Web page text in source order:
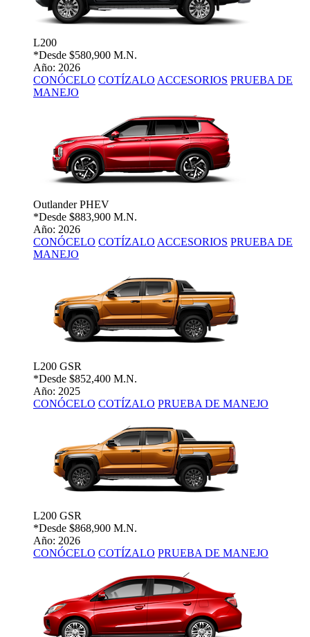
L200
*Desde $580,900 M.N.
Año: 2026
CONÓCELO COTÍZALO ACCESORIOS PRUEBA DE
MANEJO
Outlander PHEV
*Desde $883,900 M.N.
Año: 2026
CONÓCELO COTÍZALO ACCESORIOS PRUEBA DE
MANEJO
L200 GSR
*Desde $852,400 M.N.
Año: 2025
CONÓCELO COTÍZALO PRUEBA DE MANEJO
L200 GSR
*Desde $868,900 M.N.
Año: 2026
CONÓCELO COTÍZALO PRUEBA DE MANEJO